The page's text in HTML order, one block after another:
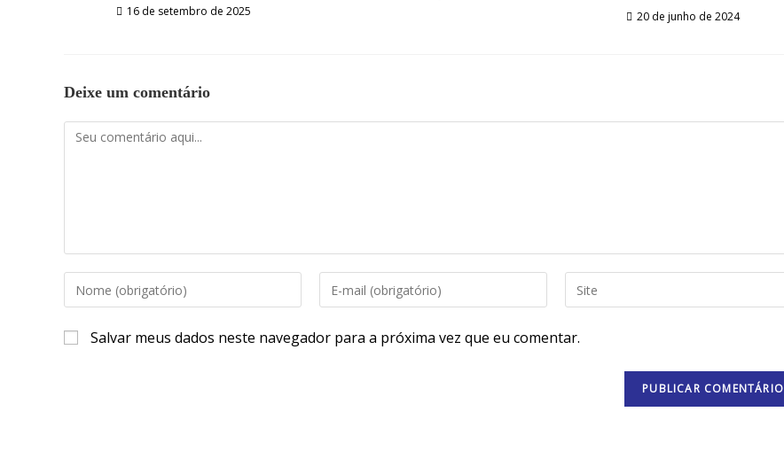
16 de setembro de 2025
20 de junho de 2024
Deixe um comentário
Comentário
Digite
seu
nome
ou
Digite
seu
de
Digite
o
do
Salvar meus dados neste navegador para a próxima vez que eu comentar.